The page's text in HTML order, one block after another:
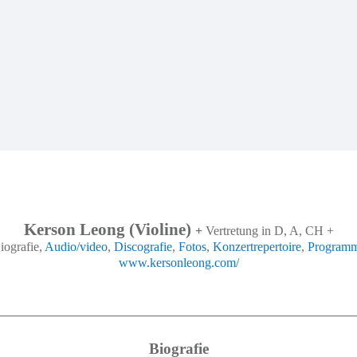
Kerson Leong (Violine) +Vertretung in D, A, CH +
Audio/video, Discografie, Fotos, Konzertrepertoire,
www.kersonleong.com/
Biografie